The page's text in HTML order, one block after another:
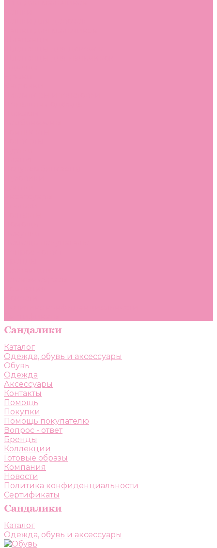
Каталог
Одежда, обувь и аксессуары
Обувь
Одежда
Аксессуары
Контакты
Помощь
Покупки
Помощь покупателю
Вопрос - ответ
Бренды
Коллекции
Готовые образы
Компания
Новости
Политика конфиденциальности
Сертификаты
Каталог
Одежда, обувь и аксессуары